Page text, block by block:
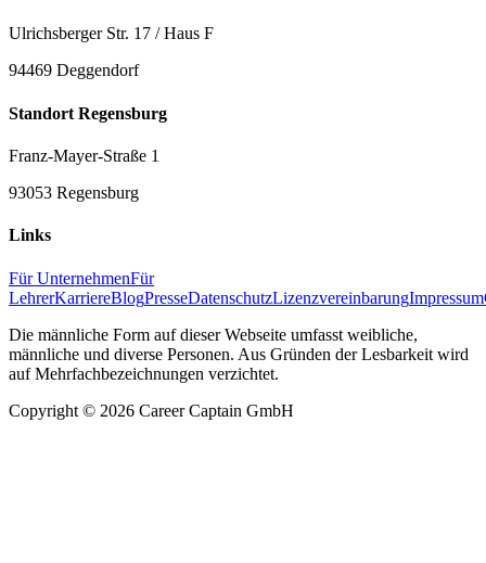
Ulrichsberger Str. 17 / Haus F
94469 Deggendorf
Standort Regensburg
Franz-Mayer-Straße 1
93053 Regensburg
Links
Für UnternehmenFür
LehrerKarriereBlogPresseDatenschutzLizenzvereinbarungImpressum
Die männliche Form auf dieser Webseite umfasst weibliche,
männliche und diverse Personen. Aus Gründen der Lesbarkeit wird
auf Mehrfachbezeichnungen verzichtet.
Copyright © 2026 Career Captain GmbH